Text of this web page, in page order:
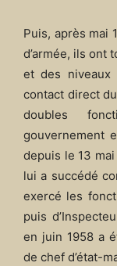
Puis, après mai
d’armée, ils ont
et des
contact direct
doubles
gouvernement
depuis le 13
lui a succédé
exercé les
puis
en juin 1958 a
de chef d’état-